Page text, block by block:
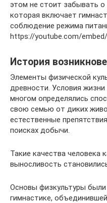
этом не стоит забывать о
которая включает
соблюдение режима
https://youtube.com/
История
Элементы физической
древности. Условия
многом определялись
свою семью от диких
естественные
поисках добычи.
Такие качества человека
выносливость
Основы физкультуры
гимнастике,